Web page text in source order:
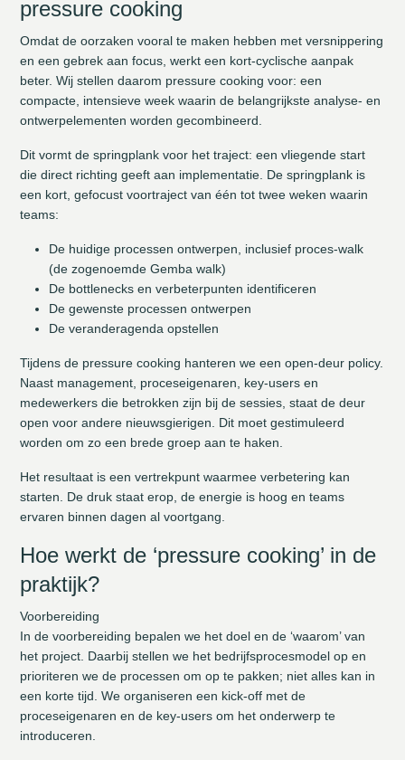
pressure cooking
Omdat de oorzaken vooral te maken hebben met versnippering
en een gebrek aan focus, werkt een kort‑cyclische aanpak
beter. Wij stellen daarom pressure cooking voor: een
compacte, intensieve week waarin de belangrijkste analyse‑ en
ontwerpelementen worden gecombineerd.
Dit vormt de springplank voor het traject: een vliegende start
die direct richting geeft aan implementatie. De springplank is
een kort, gefocust voortraject van één tot twee weken waarin
teams:
De huidige processen ontwerpen, inclusief proces-walk
(de zogenoemde Gemba walk)
De bottlenecks en verbeterpunten identificeren
De gewenste processen ontwerpen
De veranderagenda opstellen
Tijdens de pressure cooking hanteren we een open-deur policy.
Naast management, proceseigenaren, key-users en
medewerkers die betrokken zijn bij de sessies, staat de deur
open voor andere nieuwsgierigen. Dit moet gestimuleerd
worden om zo een brede groep aan te haken.
Het resultaat is een vertrekpunt waarmee verbetering kan
starten. De druk staat erop, de energie is hoog en teams
ervaren binnen dagen al voortgang.
Hoe werkt de ‘pressure cooking’ in de
praktijk?
Voorbereiding
In de voorbereiding bepalen we het doel en de ‘waarom’ van
het project. Daarbij stellen we het bedrijfsprocesmodel op en
prioriteren we de processen om op te pakken; niet alles kan in
een korte tijd. We organiseren een kick-off met de
proceseigenaren en de key-users om het onderwerp te
introduceren.